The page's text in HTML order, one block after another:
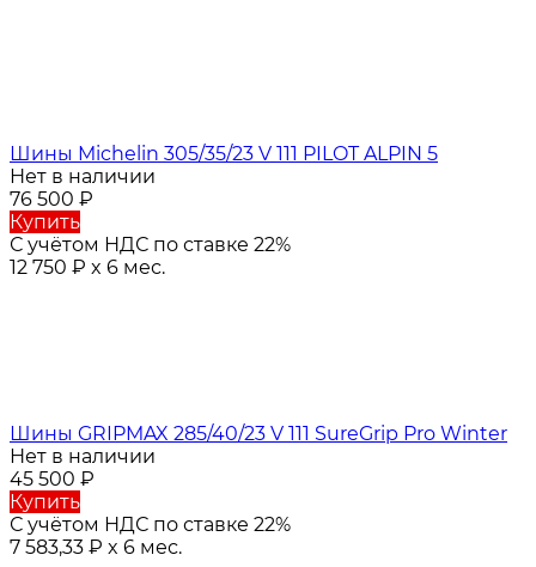
Шины Michelin 305/35/23 V 111 PILOT ALPIN 5
Нет в наличии
76 500 ₽
Купить
С учётом НДС по ставке 22%
12 750 ₽ x 6 мес.
Шины GRIPMAX 285/40/23 V 111 SureGrip Pro Winter
Нет в наличии
45 500 ₽
Купить
С учётом НДС по ставке 22%
7 583,33 ₽ x 6 мес.